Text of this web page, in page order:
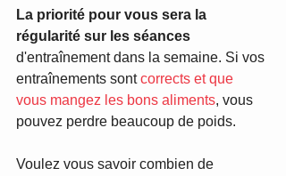
La priorité pour vous sera la
régularité sur les séances
d'entraînement dans la semaine. Si vos
entraînements sont corrects et que
vous mangez les bons aliments, vous
pouvez perdre beaucoup de poids.
Voulez vous savoir combien de